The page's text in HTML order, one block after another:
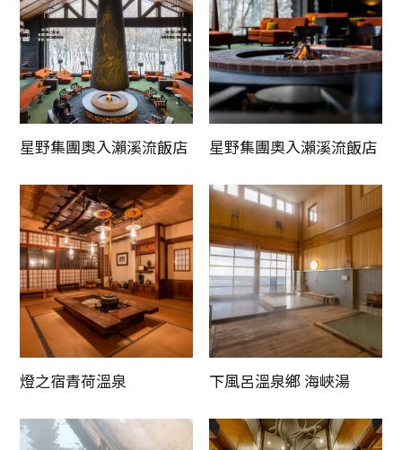
星野集團奧入瀨溪流飯店 星野集團奧入瀨溪流飯店
燈之宿青荷溫泉 下風呂溫泉鄉 海峽湯
Twitter分享
Facebook分享
複製連結